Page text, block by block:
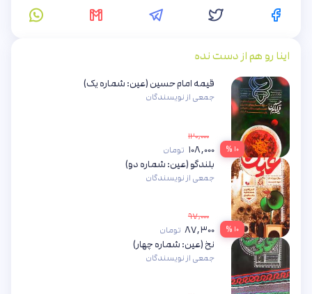
اینا رو هم از دست نده
۱۰ %
قیمه امام حسین (عین: شماره یک)
جمعی از نویسندگان
۱۲۰,۰۰۰
۱۰۸,۰۰۰ تومان
۱۰ %
بلندگو (عین: شماره دو)
جمعی از نویسندگان
۹۷,۰۰۰
۸۷,۳۰۰ تومان
نخ (عین: شماره چهار)
جمعی از نویسندگان